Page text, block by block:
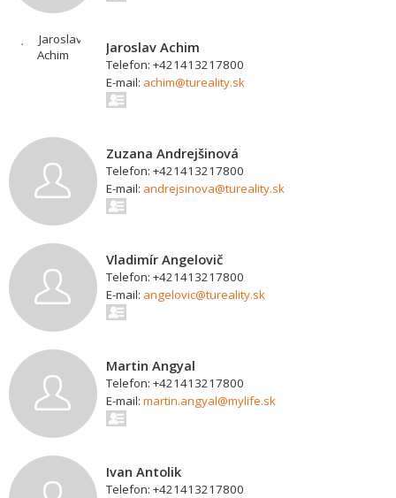
Jaroslav Achim
Telefon: +421413217800
E-mail: achim@tureality.sk
Zuzana Andrejšinová
Telefon: +421413217800
E-mail: andrejsinova@tureality.sk
Vladimír Angelovič
Telefon: +421413217800
E-mail: angelovic@tureality.sk
Martin Angyal
Telefon: +421413217800
E-mail: martin.angyal@mylife.sk
Ivan Antolik
Telefon: +421413217800